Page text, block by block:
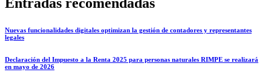
Nuevas funcionalidades digitales optimizan la gestión de contadores y representantes
legales
Declaración del Impuesto a la Renta 2025 para personas naturales RIMPE se realizará
en mayo de 2026